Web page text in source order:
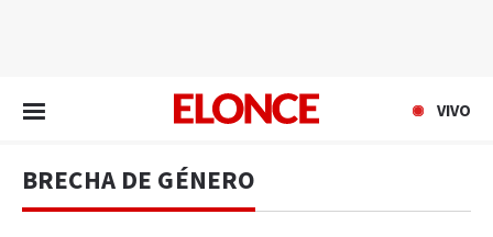
VIVO
BRECHA DE GÉNERO